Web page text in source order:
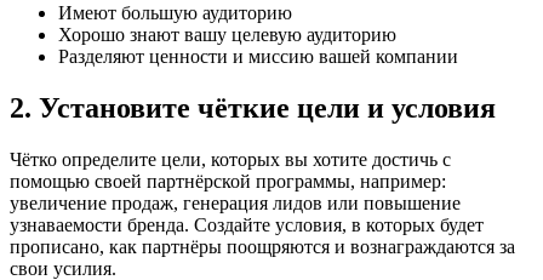
Имеют большую аудиторию
Хорошо знают вашу целевую аудиторию
Разделяют ценности и миссию вашей компании
2. Установите чёткие цели и условия
Чётко определите цели, которых вы хотите достичь с
помощью своей партнёрской программы, например:
увеличение продаж, генерация лидов или повышение
узнаваемости бренда. Создайте условия, в которых будет
прописано, как партнёры поощряются и вознаграждаются за
свои усилия.